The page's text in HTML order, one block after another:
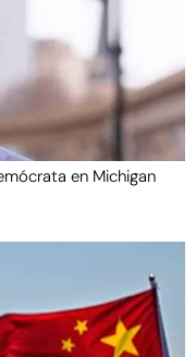
en Michigan